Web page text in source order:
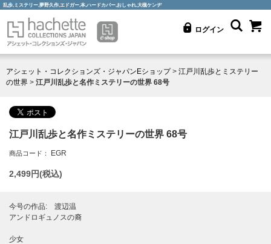
乱歩,ミステリー,夢野久作,エドガー,本,ハードカバー,おしゃれ,大槻ケンヂ
ログイン
アシェット・コレクションズ・ジャパンEショップ> 江戸川乱歩とミステリー
の世界 > 江戸川乱歩と名作ミステリーの世界 68号
江戸川乱歩と名作ミステリーの世界 68号
商品コード： EGR
2,499円(税込)
今号の作品: 渡辺温
アンドロギュノスの裔
少女